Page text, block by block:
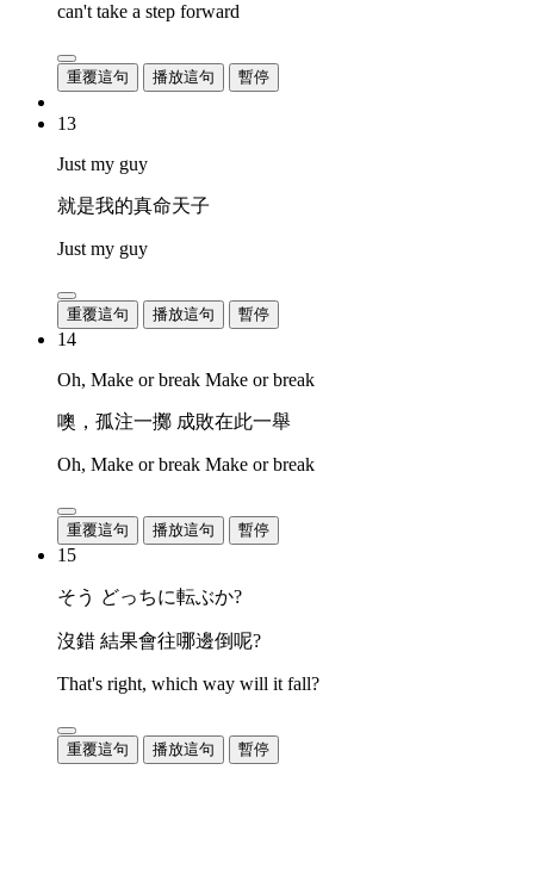
can't take a step forward
重覆這句 播放這句 暫停
13
Just my guy
就是我的真命天子
Just my guy
重覆這句 播放這句 暫停
14
Oh, Make or break Make or break
噢，孤注一擲 成敗在此一舉
Oh, Make or break Make or break
重覆這句 播放這句 暫停
15
そう どっちに転ぶか?
沒錯 結果會往哪邊倒呢?
That's right, which way will it fall?
重覆這句 播放這句 暫停